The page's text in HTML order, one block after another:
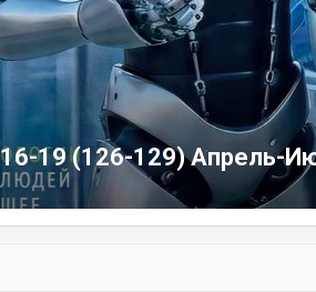
19 (126-129) Апрель-